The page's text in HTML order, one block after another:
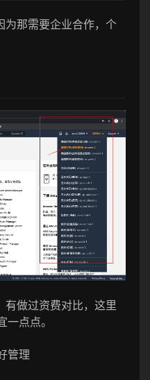
为那需要企业合作，个
做过资费对比，这里
点点。
管理